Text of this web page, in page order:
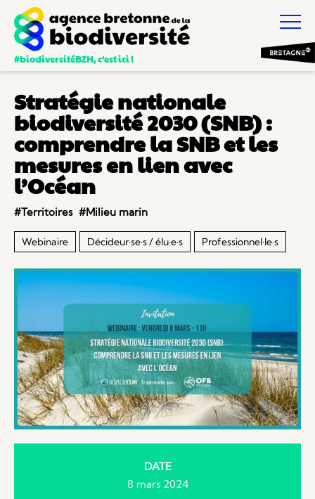
#biodiversitéBZH, c’est ici !
Stratégie nationale
biodiversité 2030 (SNB) :
comprendre la SNB et les
mesures en lien avec
l’Océan
#Territoires #Milieu marin
Webinaire Décideur·se·s / élu·e·s Professionnel·le·s
DATE
8 mars 2024